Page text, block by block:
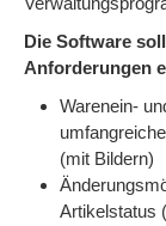
Die Software
Anforderungen
Warenein-
(mit Bildern)
Artikelstatus